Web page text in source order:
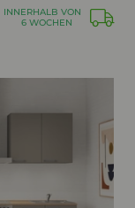
INNERHALB VON
6 WOCHEN